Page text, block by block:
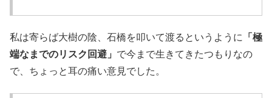
私は寄らば大樹の陰、石橋を叩いて渡るというように
「極
端なまでのリスク回避」 で今まで生きてきたつもりなの
で、ちょっと耳の痛い意見でした。